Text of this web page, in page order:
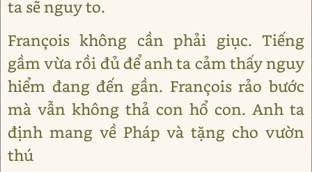
ta sẽ nguy to.
François không cần phải giục. Tiếng
gầm vừa rồi đủ để anh ta cảm thấy nguy
hiểm đang đến gần. François rảo bước
mà vẫn không thả con hổ con. Anh ta
định mang về Pháp và tặng cho vườn
thú